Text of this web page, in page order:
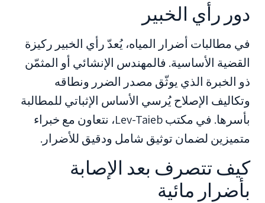
دور رأي الخبير
في مطالبات أضرار المياه، يُعدّ رأي الخبير ركيزة
القضية الأساسية. فالمهندس الإنشائي أو المثمّن
ذو الخبرة الذي يوثّق مصدر الضرر ونطاقه
وتكاليف الإصلاح يُرسي الأساس الإثباتي للمطالبة
بأسرها. في مكتب Lev-Taieb، نتعاون مع خبراء
متميزين لضمان توثيق شامل ودقيق للأضرار.
كيف تتصرف بعد الإصابة
بأضرار مائية